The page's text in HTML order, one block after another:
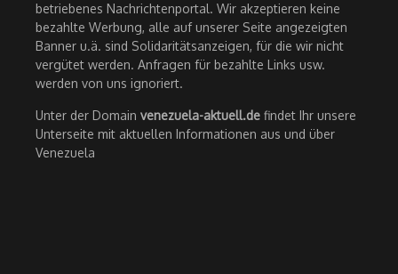
betriebenes Nachrichtenportal. Wir akzeptieren keine
bezahlte Werbung, alle auf unserer Seite angezeigten
Banner u.ä. sind Solidaritätsanzeigen, für die wir nicht
vergütet werden. Anfragen für bezahlte Links usw.
werden von uns ignoriert.
Unter der Domain venezuela-aktuell.de findet Ihr unsere
Unterseite mit aktuellen Informationen aus und über
Venezuela